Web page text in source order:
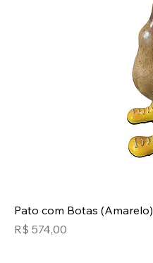
Pato com Botas (Amarelo)
Preço
R$ 574,00